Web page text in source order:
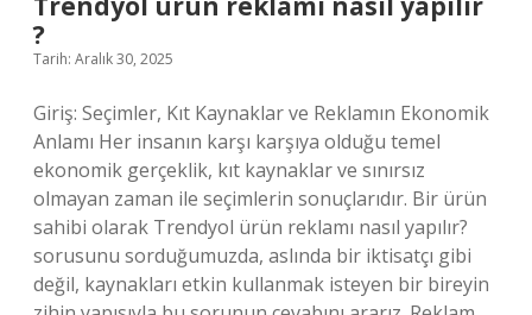
?
Tarih: Aralık 30, 2025
Giriş: Seçimler, Kıt Kaynaklar ve Reklamın Ekonomik
Anlamı Her insanın karşı karşıya olduğu temel
ekonomik gerçeklik, kıt kaynaklar ve sınırsız
olmayan zaman ile seçimlerin sonuçlarıdır. Bir ürün
sahibi olarak Trendyol ürün reklamı nasıl yapılır?
sorusunu sorduğumuzda, aslında bir iktisatçı gibi
değil, kaynakları etkin kullanmak isteyen bir bireyin